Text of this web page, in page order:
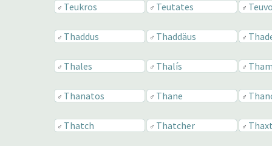
♂ Teukros ♂ Teutates ♂
♂ Thaddus ♂ Thaddäus ♂
♂ Thales ♂ Thalís ♂
♂ Thanatos ♂ Thane ♂
♂ Thatch ♂ Thatcher ♂